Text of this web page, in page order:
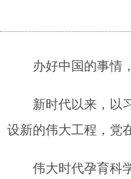
办好中国的事情
新时代以来，以
设新的伟大工程，党
伟大时代孕育科